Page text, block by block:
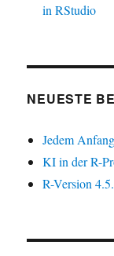
in RStudio
NEUESTE
Jedem
KI in der R-
R-Version